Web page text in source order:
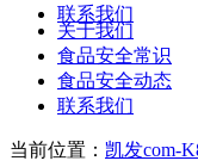
联系我们
关于我们
食品安全常识
食品安全动态
联系我们
当前位置： 凯发com-